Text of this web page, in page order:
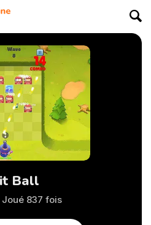
Ball
Joué 837 fois